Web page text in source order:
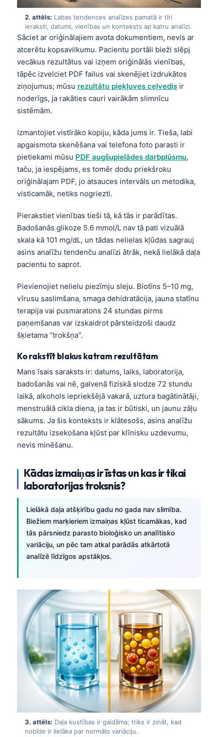
2. attēls: Labas tendences analīzes pamatā ir tīri
ieraksti, datumi, vienības un konteksts ap katru analīzi.
Sāciet ar oriģinālajiem avota dokumentiem, nevis ar
atcerētu kopsavilkumu. Pacientu portāli bieži slēpj
vecākus rezultātus vai izņem oriģinālās vienības,
tāpēc izvelciet PDF failus vai skenējiet izdrukātos
ziņojumus; mūsu rezultātu piekļuves ceļvedis ir
noderīgs, ja rakāties cauri vairākām slimnīcu
sistēmām.
Izmantojiet vistīrāko kopiju, kāda jums ir. Tieša, labi
apgaismota skenēšana vai telefona foto parasti ir
pietiekami mūsu PDF augšupielādes darbplūsmu,
taču, ja iespējams, es tomēr dodu priekšroku
oriģinālajam PDF, jo atsauces intervāls un metodika,
visticamāk, netiks nogriezti.
Pierakstiet vienības tieši tā, kā tās ir parādītas.
Badošanās glikoze 5.6 mmol/L nav tā pati vizuālā
skala kā 101 mg/dL, un tādas nelielas kļūdas sagrauj
asins analīžu tendenču analīzi ātrāk, nekā lielākā daļa
pacientu to saprot.
Pievienojiet nelielu piezīmju sleju. Biotīns 5–10 mg,
vīrusu saslimšana, smaga dehidratācija, jauna statīnu
terapija vai pusmaratons 24 stundas pirms
paņemšanas var izskaidrot pārsteidzoši daudz
šķietama “trokšņa”.
Ko rakstīt blakus katram rezultātam
Mans īsais saraksts ir: datums, laiks, laboratorija,
badošanās vai nē, galvenā fiziskā slodze 72 stundu
laikā, alkohols iepriekšējā vakarā, uztura bagātinātāji,
menstruālā cikla diena, ja tas ir būtiski, un jaunu zāļu
sākums. Ja šis konteksts ir klātesošs, asins analīžu
rezultātu izsekošana kļūst par klīnisku uzdevumu,
nevis minēšanu.
Kādas izmaiņas ir īstas un kas ir tikai
laboratorijas troksnis?
Lielākā daļa atšķirību gadu no gada nav slimība.
Biežiem marķieriem izmaiņas kļūst ticamākas, kad
tās pārsniedz parasto bioloģisko un analītisko
variāciju, un pēc tam atkal parādās atkārtotā
analīzē līdzīgos apstākļos.
3. attēls: Daļa kustības ir gaidāma; triks ir zināt, kad
nobīde ir lielāka par normālo variāciju.